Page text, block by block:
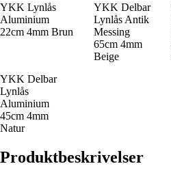
YKK Lynlås
Aluminium
22cm 4mm Brun
YKK Delbar
Lynlås Antik
Messing
65cm 4mm
Beige
YKK Delbar
Lynlås
Aluminium
45cm 4mm
Natur
Produktbeskrivelser